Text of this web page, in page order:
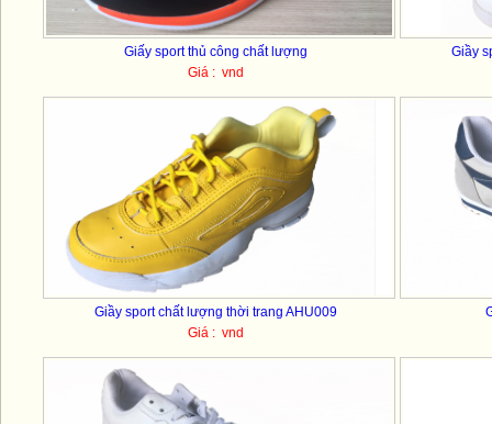
Giấy sport thủ công chất lượng
Giá : vnd
Giầy
Giầy sport chất lượng thời trang AHU009
Giá : vnd